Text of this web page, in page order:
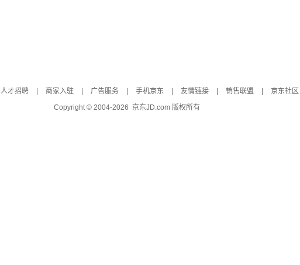
人才招聘 商家入驻 广告服务 手机京东 友情链接 销售联盟 京东社区
Copyright © 2004-2026 京东JD.com 版权所有